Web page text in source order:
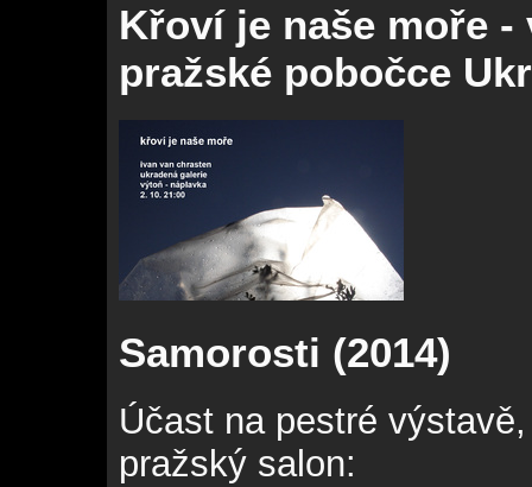
Křoví je naše moře
pražské pobočce
Samorosti (2014)
Účast na pestré
pražský salon: